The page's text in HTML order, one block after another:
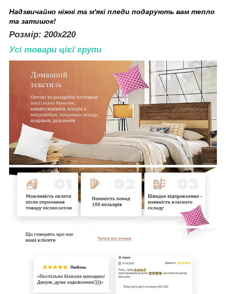
Надзвичайно ніжні та м'які пледи подарують вам тепло
та затишок!
Розмір: 200х220
Усі товари цієї групи